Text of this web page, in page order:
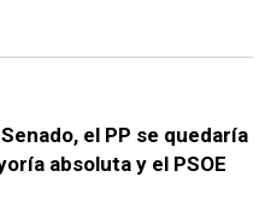
el PP se quedaría
absoluta y el PSOE